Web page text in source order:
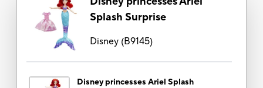
Splash Surprise
Disney(B9145)
Disney princesses Ariel Splash